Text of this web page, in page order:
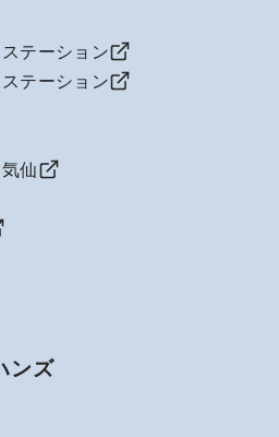
テーション
テーション
仙
ンズ